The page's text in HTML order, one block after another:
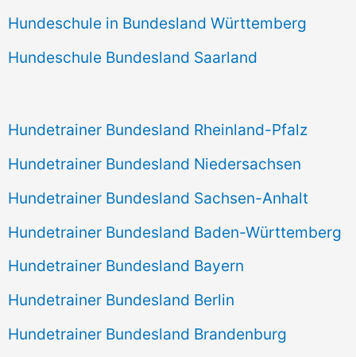
Hundeschule in Bundesland Württemberg
Hundeschule Bundesland Saarland
Hundetrainer Bundesland Rheinland-Pfalz
Hundetrainer Bundesland Niedersachsen
Hundetrainer Bundesland Sachsen-Anhalt
Hundetrainer Bundesland Baden-Württemberg
Hundetrainer Bundesland Bayern
Hundetrainer Bundesland Berlin
Hundetrainer Bundesland Brandenburg